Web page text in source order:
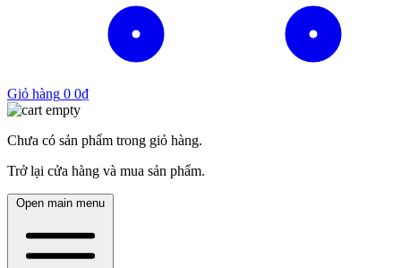
Giỏ hàng 0 0₫
Chưa có sản phẩm trong giỏ hàng.
Trở lại cửa hàng và mua sản phẩm.
Open main menu